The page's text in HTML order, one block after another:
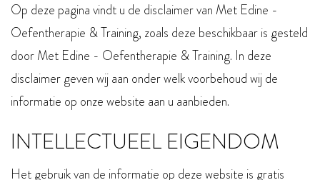
Op deze pagina vindt u de disclaimer van Met Edine -
Oefentherapie & Training, zoals deze beschikbaar is gesteld
door Met Edine - Oefentherapie & Training. In deze
disclaimer geven wij aan onder welk voorbehoud wij de
informatie op onze website aan u aanbieden.
INTELLECTUEEL EIGENDOM
Het gebruik van de informatie op deze website is gratis